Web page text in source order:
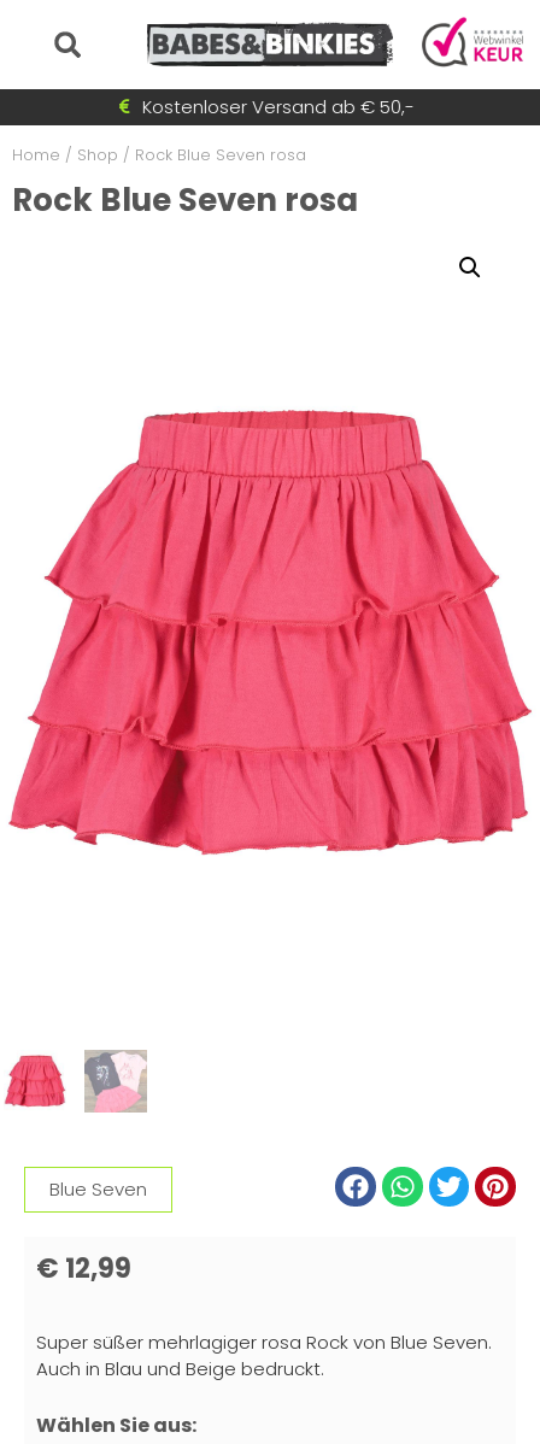
Zahlen Sie anschließend mit Klarna
Schnell wechselnde Sammlung
Kostenloser Versand ab € 50,-
Auf Lager = sofort versandt
Home / Shop / Rock Blue Seven rosa
Rock Blue Seven rosa
Blue Seven
€ 12,99
Super süßer mehrlagiger rosa Rock von Blue Seven.
Auch in Blau und Beige bedruckt.
Wählen Sie aus: